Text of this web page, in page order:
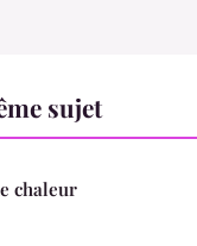
sujet
chaleur